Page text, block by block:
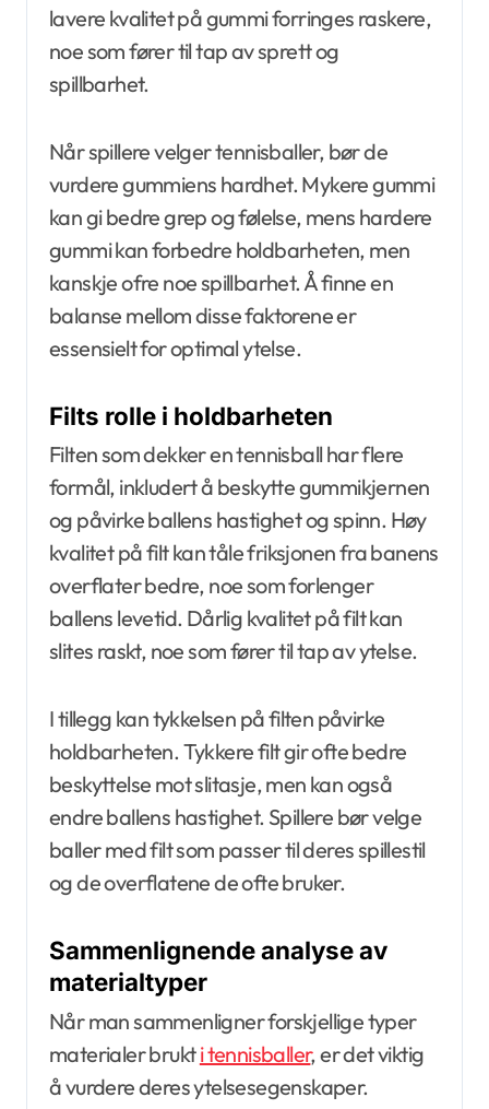
lavere kvalitet på gummi forringes raskere,
noe som fører til tap av sprett og
spillbarhet.
Når spillere velger tennisballer, bør de
vurdere gummiens hardhet. Mykere gummi
kan gi bedre grep og følelse, mens hardere
gummi kan forbedre holdbarheten, men
kanskje ofre noe spillbarhet. Å finne en
balanse mellom disse faktorene er
essensielt for optimal ytelse.
Filts rolle i holdbarheten
Filten som dekker en tennisball har flere
formål, inkludert å beskytte gummikjernen
og påvirke ballens hastighet og spinn. Høy
kvalitet på filt kan tåle friksjonen fra banens
overflater bedre, noe som forlenger
ballens levetid. Dårlig kvalitet på filt kan
slites raskt, noe som fører til tap av ytelse.
I tillegg kan tykkelsen på filten påvirke
holdbarheten. Tykkere filt gir ofte bedre
beskyttelse mot slitasje, men kan også
endre ballens hastighet. Spillere bør velge
baller med filt som passer til deres spillestil
og de overflatene de ofte bruker.
Sammenlignende analyse av
materialtyper
Når man sammenligner forskjellige typer
materialer brukti tennisballer, er det viktig
å vurdere deres ytelsesegenskaper.